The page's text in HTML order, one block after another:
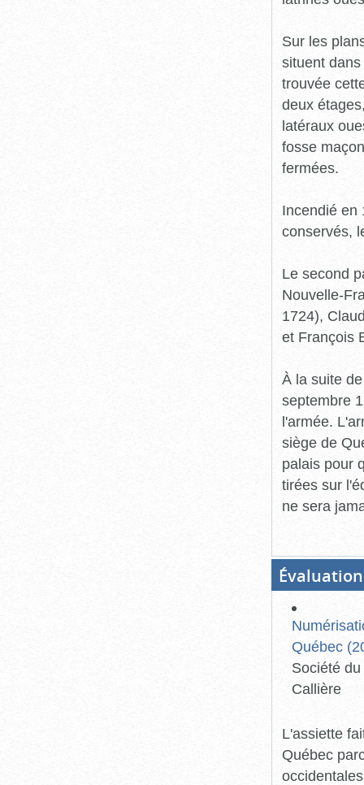
Sur les
situent
trouvée
deux
latéraux
fosse
fermées.
Incendié en
conservés,
Le second
Nouvelle-
1724),
et François
À la suite
septembre
l'armée.
siège de
palais pour
tirées sur
ne sera
Québec
Société
Callière
L'assiette
Québec